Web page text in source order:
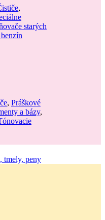
,
starých
, Práškové
a bázy,
tmely, peny